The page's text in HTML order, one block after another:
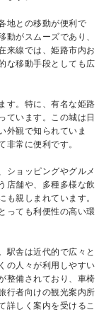
地との移動が便利で
がスムーズであり、
来線では、姫路市内お
な移動手段としても広
す。特に、有名な姫路
ています。この城は日
外観で知られていま
常に便利です。
ショッピングやグルメ
店舗や、多種多様な飲
親しまれています。
っても利便性の高い環
駅舎は近代的で広々と
の人々が利用しやすい
整備されており、車椅
行者向けの観光案内所
詳しく案内を受けるこ